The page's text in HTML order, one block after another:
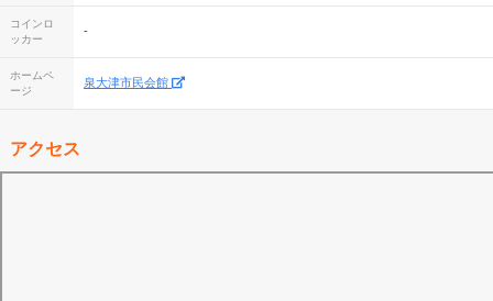
コインロ
ッカー
-
ホームペ
ージ
泉大津市民会館
アクセス